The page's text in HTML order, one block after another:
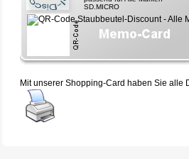
SD.MICRO
Mit unserer Shopping-Card haben Sie alle